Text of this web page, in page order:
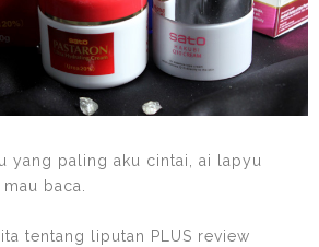
yang paling aku cintai, ai lapyu
baca.
tentang liputan PLUS review